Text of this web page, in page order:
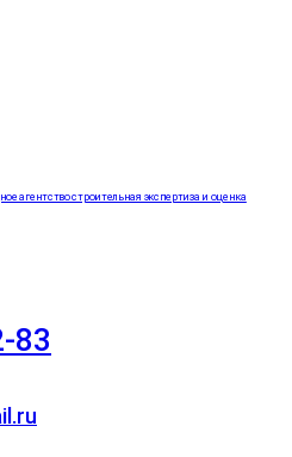
агентство строительная экспертиза и оценка
83